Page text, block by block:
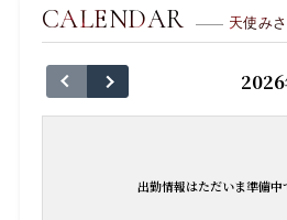
CALENDAR 天使み
出勤情報はただいま準備中